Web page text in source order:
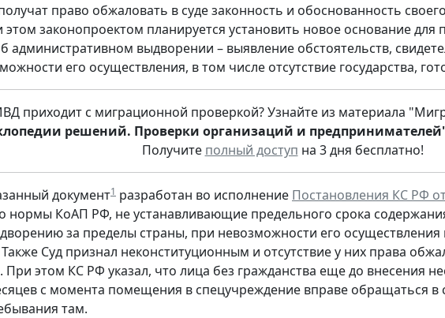
право обжаловать в суде законность и обоснованность
законопроектом планируется установить новое основание
административном выдворении – выявление обстоятельств,
его осуществления, в том числе отсутствие государства,
приходит с миграционной проверкой? Узнайте из материала
решений. Проверки организаций и
Получите полный доступ на 3 дня бесплатно!
документ1 разработан во исполнение Постановления КС РФ
нормы КоАП РФ, не устанавливающие предельного срока
за пределы страны, при невозможности его осуществления
Также Суд признал неконституционным и отсутствие у них права
При этом КС РФ указал, что лица без гражданства еще до внесения
с момента помещения в спецучреждение вправе обращаться в
там.